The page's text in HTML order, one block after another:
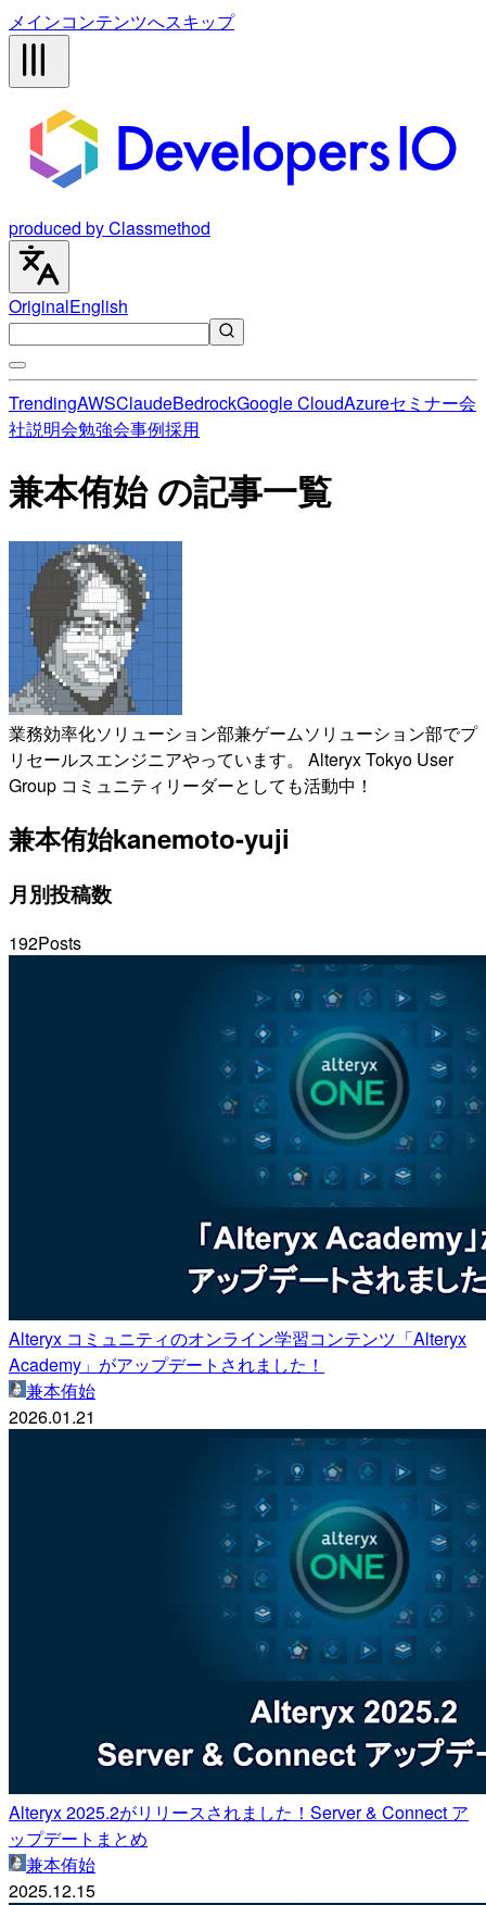
メインコンテンツへスキップ
produced by Classmethod
OriginalEnglish
TrendingAWSClaudeBedrockGoogle CloudAzureセミナー会
社説明会勉強会事例採用
兼本侑始 の記事一覧
業務効率化ソリューション部兼ゲームソリューション部でプ
リセールスエンジニアやっています。 Alteryx Tokyo User
Group コミュニティリーダーとしても活動中！
兼本侑始kanemoto-yuji
月別投稿数
192Posts
Alteryx コミュニティのオンライン学習コンテンツ「Alteryx
Academy」がアップデートされました！
兼本侑始
2026.01.21
Alteryx 2025.2がリリースされました！Server & Connect ア
ップデートまとめ
兼本侑始
2025.12.15